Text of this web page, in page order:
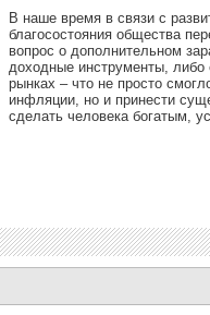
В наше время в связи с
благосостояния общества
вопрос о дополнительном
доходные инструменты, либо
рынках – что не просто
инфляции, но и принести
сделать человека богатым,